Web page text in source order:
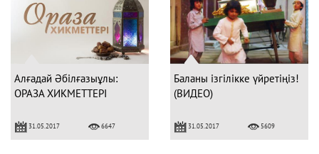
Алғадай Әбілғазыұлы:
ОРАЗА ХИКМЕТТЕРІ
31.05.2017 6647
Баланы ізгілікке үйретіңіз!
(ВИДЕО)
31.05.2017 5609